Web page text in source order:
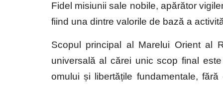
Fidel misiunii sale nobile, apărător
fiind una dintre valorile de bază a
Scopul principal al Marelui Orient al
universală al cărei unic scop final
omului și libertățile fundamentale,